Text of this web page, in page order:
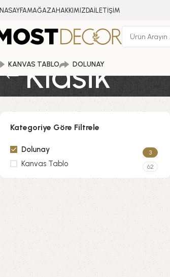
MAĞAZAHAKKIMIZDAİLETİŞİM
KANVAS TABLO DOLUNAY
Klasik
Kategoriye Göre Filtrele
Dolunay 3
Kanvas Tablo 62
Upholstered chair
Discount 10%
Shop Now